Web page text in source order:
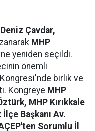
Çavdar,
MHP
yeniden seçildi.
önemli
birlik ve
Kongreye MHP
MHP Kırıkkale
Başkanı Av.
Sorumlu İl